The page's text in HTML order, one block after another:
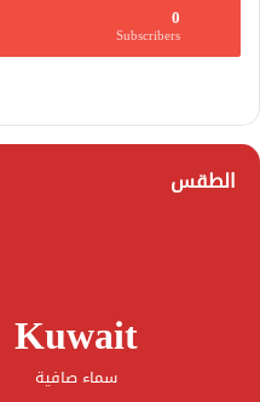
0
Subscribers
الطقس
Kuwait
سماء صافية